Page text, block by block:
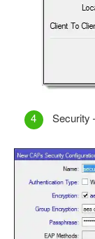
Security